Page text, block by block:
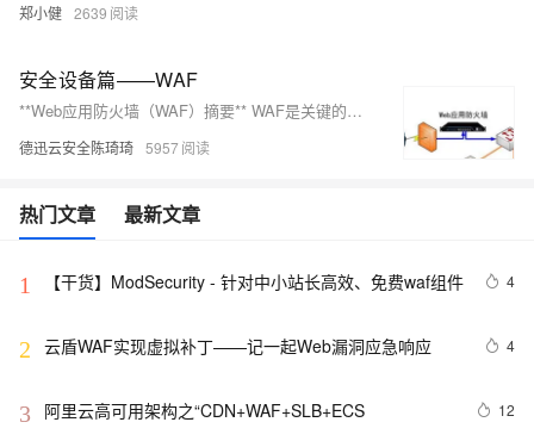
郑小健 2639
安全设备篇——WAF
**Web应用防火墙（WAF）摘要** WAF是关键的网络安全工具，专注于Web应用防护，提供应用层保护，具备事前预防、事中响应和事后审计功能。它通过HTTP/HTTPS策略阻止恶意请求，防止SQL注入、XSS攻击等，并能防止会话劫持、DDoS攻击。WAF支持自定义规则、日志监控和与其他安全产品集成。其特点包括异常检测、输入验证、安全规则库、用户行为分析及多种部署模式如透明网桥、单机和旁路反向代理。与传统防火墙不同，WAF在应用层工作，提供更具体的安全防护。两者结合可增强整体网络安全性。
德迅云安全陈琦琦 5957
热门文章 最新文章
1 【干货】ModSecurity - 针对中小站长高效、免费waf组件 4
2 云盾WAF实现虚拟补丁——记一起Web漏洞应急响应 4
3 阿里云高可用架构之“CDN+WAF+SLB+ECS 12